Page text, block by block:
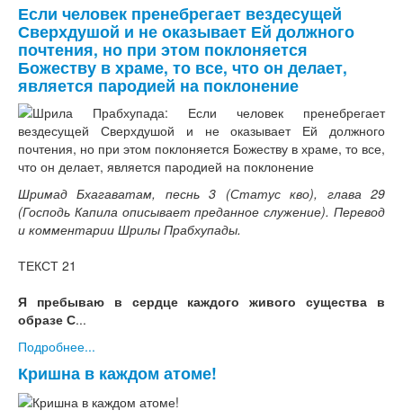
Если человек пренебрегает вездесущей
Сверхдушой и не оказывает Ей должного
почтения, но при этом поклоняется
Божеству в храме, то все, что он делает,
является пародией на поклонение
Шримад Бхагаватам, песнь 3 (Статус кво), глава 29
(Господь Капила описывает преданное служение). Перевод
и комментарии Шрилы Прабхупады.
ТЕКСТ 21
Я пребываю в сердце каждого живого существа в
образе С...
Подробнее...
Кришна в каждом атоме!